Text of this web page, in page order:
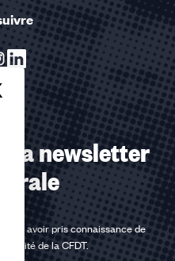
Masquer le
la newsletter
avoir pris connaissance de
de la CFDT.